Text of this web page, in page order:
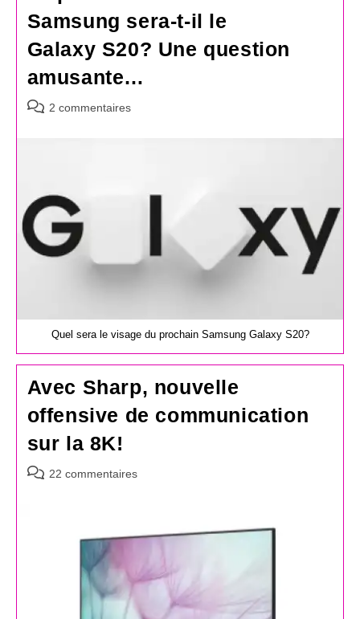
Samsung sera-t-il le
Galaxy S20? Une question
amusante…
Commentaires
2 commentaires
Quel sera le visage du prochain Samsung Galaxy S20?
Avec Sharp, nouvelle
offensive de communication
sur la 8K!
Commentaires
22 commentaires